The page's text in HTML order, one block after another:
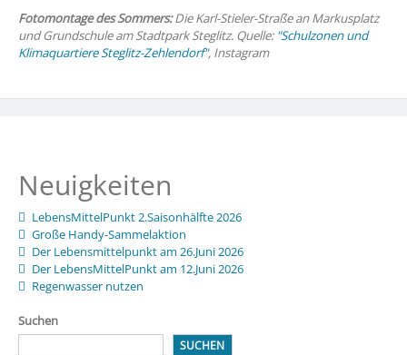
(wie)
geht
das?
Fotomontage des Sommers:Die Karl-Stieler-Straße an Markusplatz
und Grundschule am Stadtpark Steglitz. Quelle: "Schulzonen und
Klimaquartiere Steglitz-Zehlendorf", Instagram
Neuigkeiten
LebensMittelPunkt 2.Saisonhälfte 2026
Große Handy-Sammelaktion
Der Lebensmittelpunkt am 26.Juni 2026
Der LebensMittelPunkt am 12.Juni 2026
Regenwasser nutzen
Suchen
SUCHEN